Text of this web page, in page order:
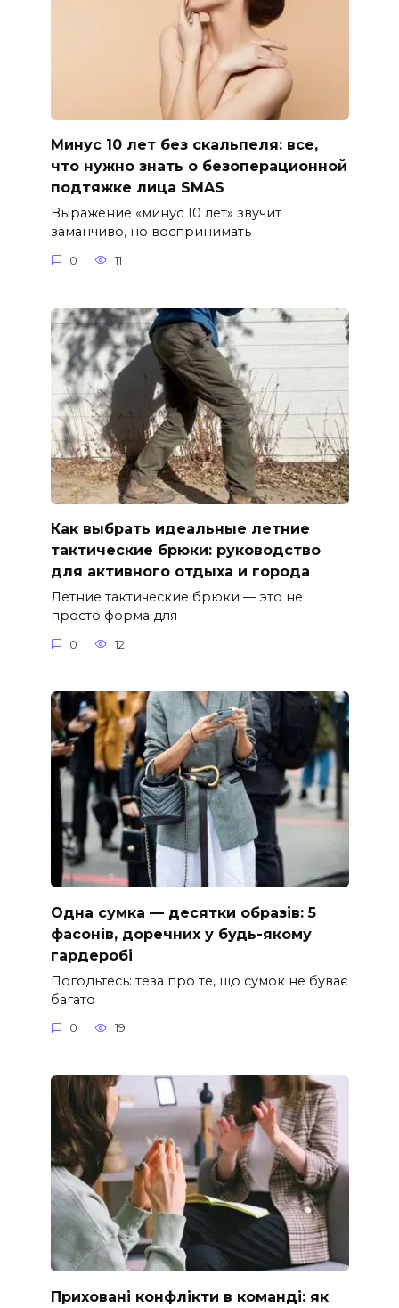
Минус 10 лет без скальпеля: все,
что нужно знать о безоперационной
подтяжке лица SMAS
Выражение «минус 10 лет» звучит
заманчиво, но воспринимать
0 11
Как выбрать идеальные летние
тактические брюки: руководство
для активного отдыха и города
Летние тактические брюки — это не
просто форма для
0 12
Одна сумка — десятки образів: 5
фасонів, доречних у будь-якому
гардеробі
Погодьтесь: теза про те, що сумок не буває
багато
0 19
Приховані конфлікти в команді: як